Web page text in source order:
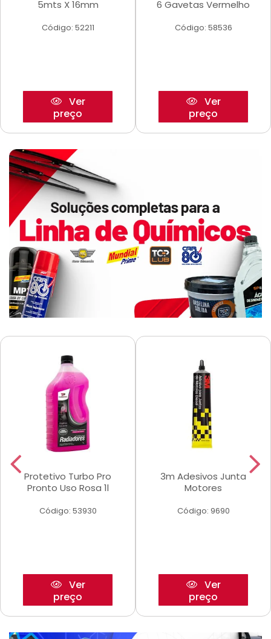
5mts X 16mm
Código: 52211
Ver
preço
6 Gavetas Vermelho
Código: 58536
Ver
preço
Protetivo Turbo Pro
Pronto Uso Rosa 1l
Código: 53930
Ver
preço
3m Adesivos Junta
Motores
Código: 9690
Ver
preço